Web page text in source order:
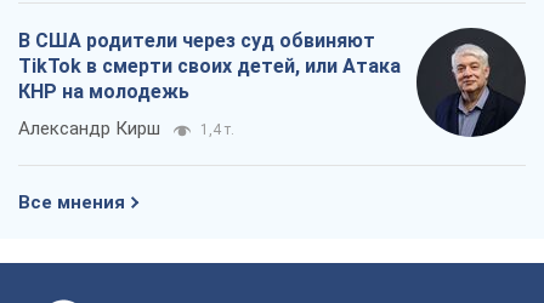
В США родители через суд обвиняют
TikTok в смерти своих детей, или Атака
КНР на молодежь
Александр Кирш 1,4 т.
Все мнения